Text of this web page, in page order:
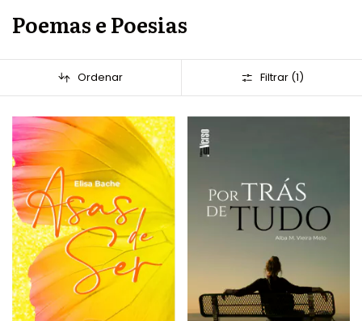
Poemas e Poesias
Ordenar Filtrar (1)